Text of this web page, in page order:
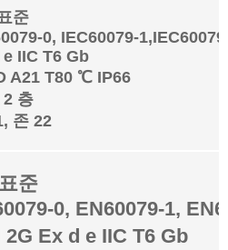
준
0, IEC60079-
IIC T6 Gb
A21 T80 ℃ IP66
2 층
존 22
준
0, EN60079-1,
2G Ex d e IIC T6 Gb